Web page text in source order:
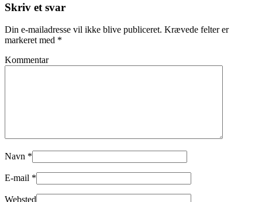
Skriv et svar
Din e-mailadresse vil ikke blive publiceret. Krævede felter er
markeret med *
Kommentar
Navn *
E-mail *
Websted